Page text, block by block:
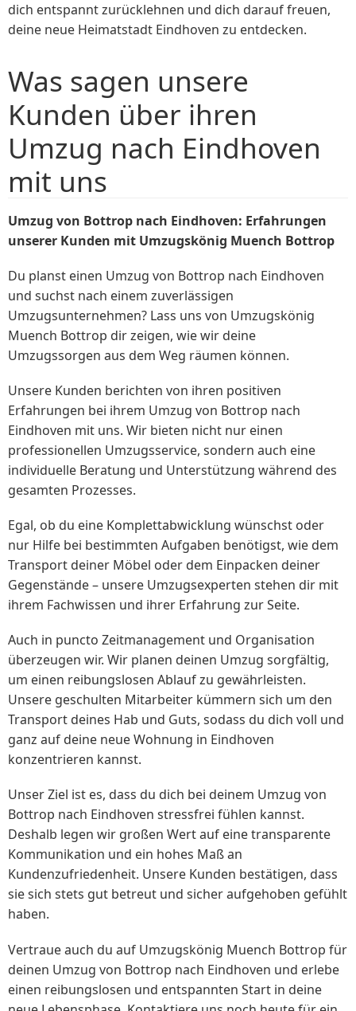
dich entspannt zurücklehnen und dich darauf freuen,
deine neue Heimatstadt Eindhoven zu entdecken.
Was sagen unsere
Kunden über ihren
Umzug nach Eindhoven
mit uns
Umzug von Bottrop nach Eindhoven: Erfahrungen
unserer Kunden mit Umzugskönig Muench Bottrop
Du planst einen Umzug von Bottrop nach Eindhoven
und suchst nach einem zuverlässigen
Umzugsunternehmen? Lass uns von Umzugskönig
Muench Bottrop dir zeigen, wie wir deine
Umzugssorgen aus dem Weg räumen können.
Unsere Kunden berichten von ihren positiven
Erfahrungen bei ihrem Umzug von Bottrop nach
Eindhoven mit uns. Wir bieten nicht nur einen
professionellen Umzugsservice, sondern auch eine
individuelle Beratung und Unterstützung während des
gesamten Prozesses.
Egal, ob du eine Komplettabwicklung wünschst oder
nur Hilfe bei bestimmten Aufgaben benötigst, wie dem
Transport deiner Möbel oder dem Einpacken deiner
Gegenstände – unsere Umzugsexperten stehen dir mit
ihrem Fachwissen und ihrer Erfahrung zur Seite.
Auch in puncto Zeitmanagement und Organisation
überzeugen wir. Wir planen deinen Umzug sorgfältig,
um einen reibungslosen Ablauf zu gewährleisten.
Unsere geschulten Mitarbeiter kümmern sich um den
Transport deines Hab und Guts, sodass du dich voll und
ganz auf deine neue Wohnung in Eindhoven
konzentrieren kannst.
Unser Ziel ist es, dass du dich bei deinem Umzug von
Bottrop nach Eindhoven stressfrei fühlen kannst.
Deshalb legen wir großen Wert auf eine transparente
Kommunikation und ein hohes Maß an
Kundenzufriedenheit. Unsere Kunden bestätigen, dass
sie sich stets gut betreut und sicher aufgehoben gefühlt
haben.
Vertraue auch du auf Umzugskönig Muench Bottrop für
deinen Umzug von Bottrop nach Eindhoven und erlebe
einen reibungslosen und entspannten Start in deine